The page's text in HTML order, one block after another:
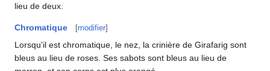
lieu de deux.
Chromatique [modifier]
Lorsqu'il est chromatique, le nez, la crinière de Girafarig sont
bleus au lieu de roses. Ses sabots sont bleus au lieu de